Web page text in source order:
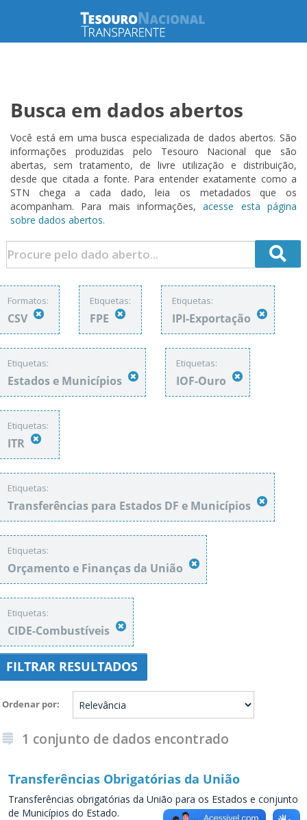
Busca em dados abertos
Você está em uma busca especializada de dados abertos. São
informações produzidas pelo Tesouro Nacional que são
abertas, sem tratamento, de livre utilização e distribuição,
desde que citada a fonte. Para entender exatamente como a
STN chega a cada dado, leia os metadados que os
acompanham. Para mais informações,acesse esta página
sobre dados abertos.
Formatos:
CSV
Etiquetas:
FPE
Etiquetas:
IPI-Exportação
Etiquetas:
Estados e Municípios
Etiquetas:
IOF-Ouro
Etiquetas:
ITR
Etiquetas:
Transferências para Estados DF e Municípios
Etiquetas:
Orçamento e Finanças da União
Etiquetas:
CIDE-Combustíveis
FILTRAR RESULTADOS
Ordenar por
1 conjunto de dados encontrado
Transferências Obrigatórias da União
Transferências obrigatórias da União para os Estados e conjunto
de Municípios do Estado.